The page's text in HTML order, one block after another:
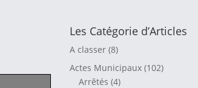
Les Catégorie d’Articles
A classer(8)
Actes Municipaux(102)
Arrêtés (4)